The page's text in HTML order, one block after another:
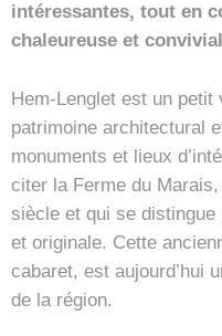
intéressantes, tout en
chaleureuse et
Hem-Lenglet est un
patrimoine architectural
monuments et lieux
citer la Ferme du
siècle et qui se
et originale. Cette
cabaret, est aujourd’hui
de la région.